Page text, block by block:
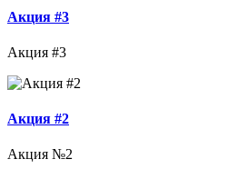
Акция #3
Акция #3
Акция #2
Акция №2